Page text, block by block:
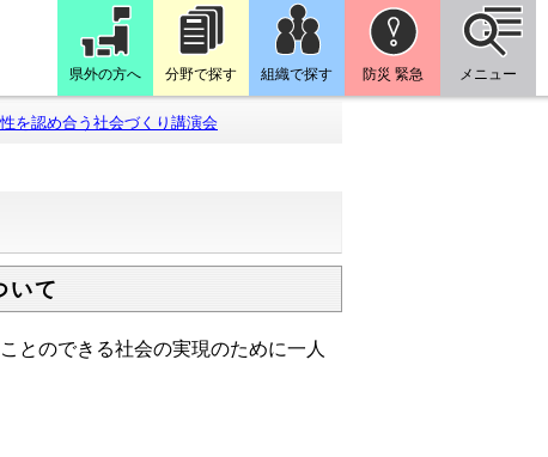
県外の方へ 分野で探す 組織で探す 防災 緊急 メニュー
を認め合う社会づくり講演会
いて
とのできる社会の実現のために一人